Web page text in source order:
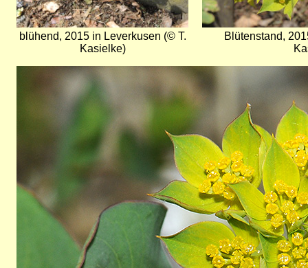
blühend, 2015 in Leverkusen (© T.
Kasielke)
Blütenstand,